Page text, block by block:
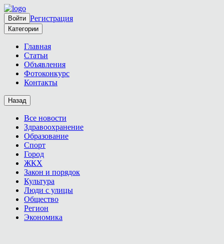
Войти Регистрация
Категории
Главная
Статьи
Объявления
Фотоконкурс
Контакты
Назад
Все новости
Здравоохранение
Образование
Спорт
Город
ЖКХ
Закон и порядок
Культура
Люди с улицы
Общество
Регион
Экономика